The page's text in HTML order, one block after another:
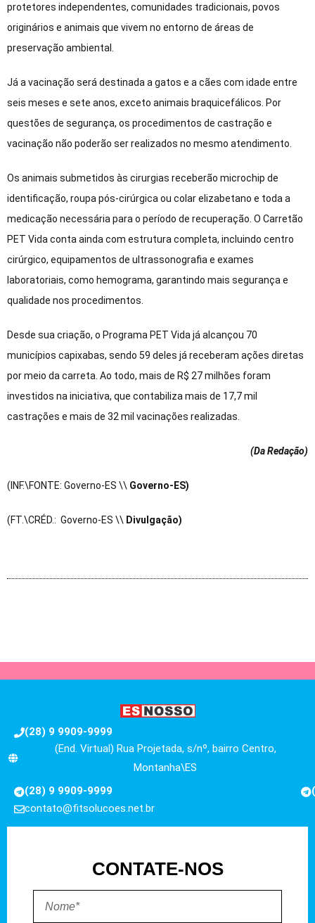
protetores independentes, comunidades tradicionais, povos
originários e animais que vivem no entorno de áreas de
preservação ambiental.
Já a vacinação será destinada a gatos e a cães com idade entre
seis meses e sete anos, exceto animais braquicefálicos. Por
questões de segurança, os procedimentos de castração e
vacinação não poderão ser realizados no mesmo atendimento.
Os animais submetidos às cirurgias receberão microchip de
identificação, roupa pós-cirúrgica ou colar elizabetano e toda a
medicação necessária para o período de recuperação. O Carretão
PET Vida conta ainda com estrutura completa, incluindo centro
cirúrgico, equipamentos de ultrassonografia e exames
laboratoriais, como hemograma, garantindo mais segurança e
qualidade nos procedimentos.
Desde sua criação, o Programa PET Vida já alcançou 70
municípios capixabas, sendo 59 deles já receberam ações diretas
por meio da carreta. Ao todo, mais de R$ 27 milhões foram
investidos na iniciativa, que contabiliza mais de 17,7 mil
castrações e mais de 32 mil vacinações realizadas.
(Da Redação)
(INF.\FONTE: Governo-ES \\ Governo-ES)
(FT.\CRÉD.: Governo-ES \\ Divulgação)
(28) 9 9909-9999
(End. Virtual) Rua Projetada, s/nº, bairro Centro,
Montanha\ES
(28) 9 9909-9999
contato@fitsolucoes.net.br
CONTATE-NOS